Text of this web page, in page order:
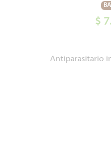
$
Antiparasitario